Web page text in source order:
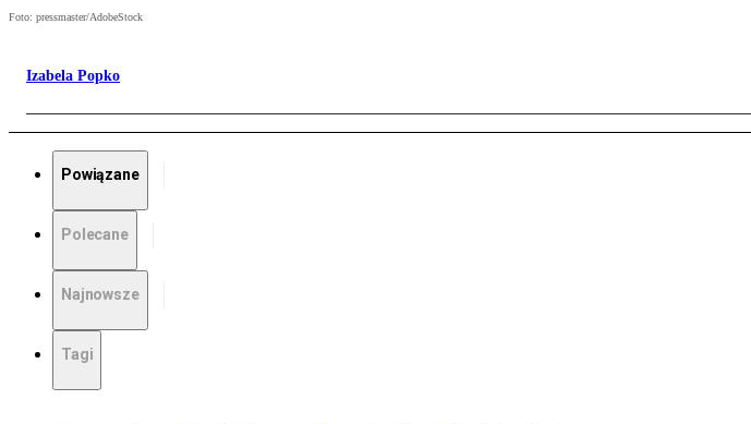
Foto: pressmaster/AdobeStock
Izabela Popko
Powiązane
Polecane
Najnowsze
Tagi